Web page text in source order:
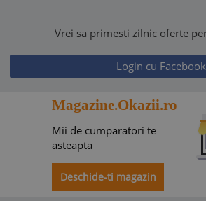
Vrei sa primesti zilnic oferte
Login cu Facebook
Magazine.Okazii.ro
Mii de cumparatori te
asteapta
Deschide-ti magazin